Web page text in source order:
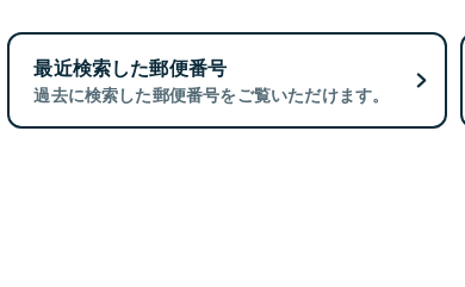
最近検索した郵便番号
過去に検索した郵便番号をご覧いただけます。